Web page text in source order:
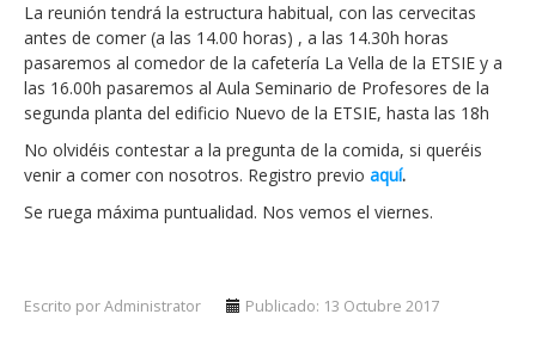
La reunión tendrá la estructura habitual, con las cervecitas
antes de comer (a las 14.00 horas) , a las 14.30h horas
pasaremos al comedor de la cafetería La Vella de la ETSIE y a
las 16.00h pasaremos al Aula Seminario de Profesores de la
segunda planta del edificio Nuevo de la ETSIE, hasta las 18h
No olvidéis contestar a la pregunta de la comida, si queréis
venir a comer con nosotros. Registro previo aquí.
Se ruega máxima puntualidad. Nos vemos el viernes.
Escrito por Administrator Publicado: 13 Octubre 2017